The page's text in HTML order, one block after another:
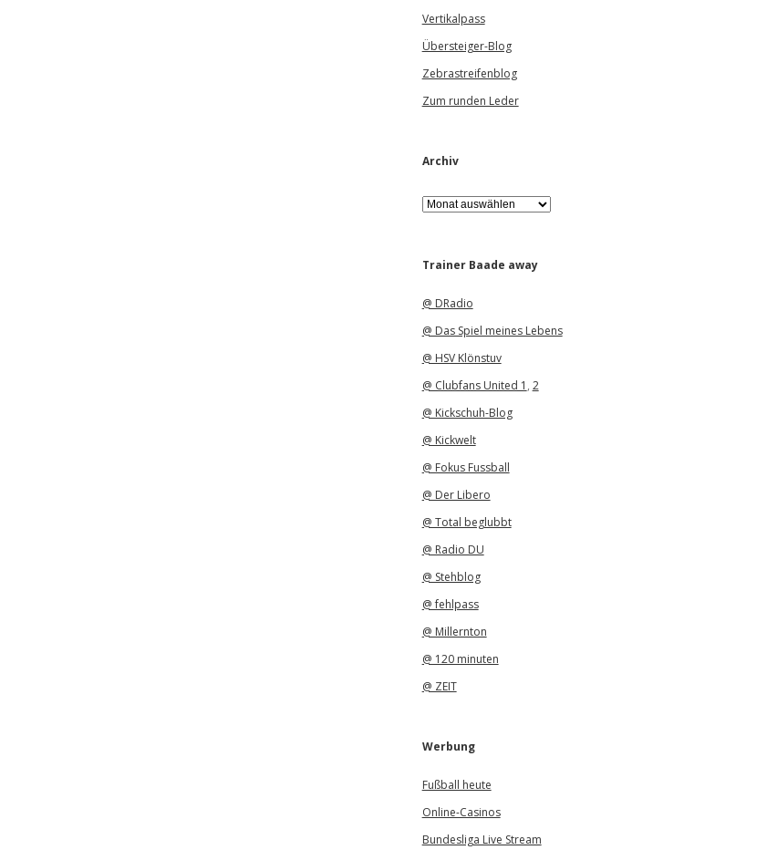
Vertikalpass
Übersteiger-Blog
Zebrastreifenblog
Zum runden Leder
Archiv
A
r
iTrainer Baade away
@ DRadio
@ Das Spiel meines Lebens
@ HSV Klönstuv
@ Clubfans United 1 , 2
@ Kickschuh-Blog
@ Kickwelt
@ Fokus Fussball
@ Der Libero
@ Total beglubbt
@ Radio DU
@ Stehblog
@ fehlpass
@ Millernton
@ 120 minuten
@ ZEIT
Werbung
Fußball heute
Online-Casinos
Bundesliga Live Stream